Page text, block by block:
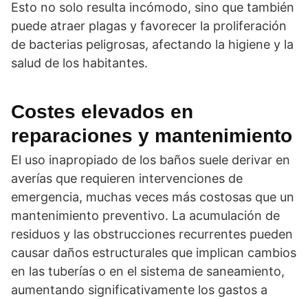
Esto no solo resulta incómodo, sino que también
puede atraer plagas y favorecer la proliferación
de bacterias peligrosas, afectando la higiene y la
salud de los habitantes.
Costes elevados en
reparaciones y mantenimiento
El uso inapropiado de los baños suele derivar en
averías que requieren intervenciones de
emergencia, muchas veces más costosas que un
mantenimiento preventivo. La acumulación de
residuos y las obstrucciones recurrentes pueden
causar daños estructurales que implican cambios
en las tuberías o en el sistema de saneamiento,
aumentando significativamente los gastos a